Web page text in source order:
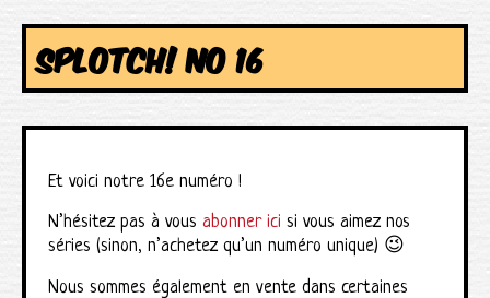
SPLOTCH! NO 16
Et voici notre 16e numéro !
N’hésitez pas à vous abonner ici si vous aimez nos
séries (sinon, n’achetez qu’un numéro unique) 😉
Nous sommes également en vente dans certaines